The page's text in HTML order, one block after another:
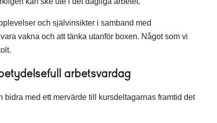
och självinsikter i samband med
vakna och att tänka utanför boxen. Något som vi
arbetsvardag
med ett mervärde till kursdeltagarnas framtid det